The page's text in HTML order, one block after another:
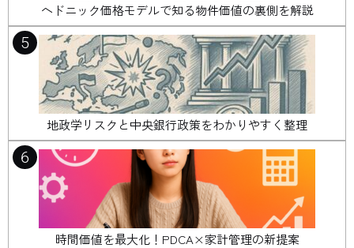
ヘドニック価格モデルで知る物件価値の裏側を解説
5
地政学リスクと中央銀行政策をわかりやすく整理
6
時間価値を最大化！PDCA×家計管理の新提案